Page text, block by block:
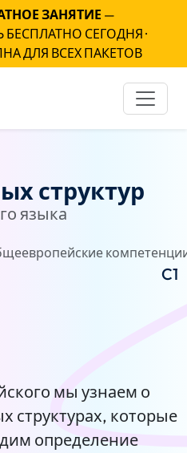
ЗАНЯТИЕ —
БЕСПЛАТНО СЕГОДНЯ ·
ДЛЯ ВСЕХ ПАКЕТОВ
структур
языка
C1
мы узнаем о
структурах, которые
определение